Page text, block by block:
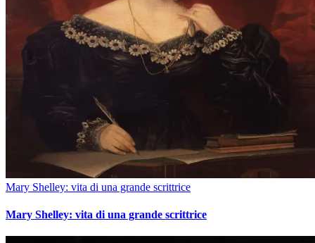
Mary Shelley: vita di una grande scrittrice
Mary Shelley: vita di una grande scrittrice